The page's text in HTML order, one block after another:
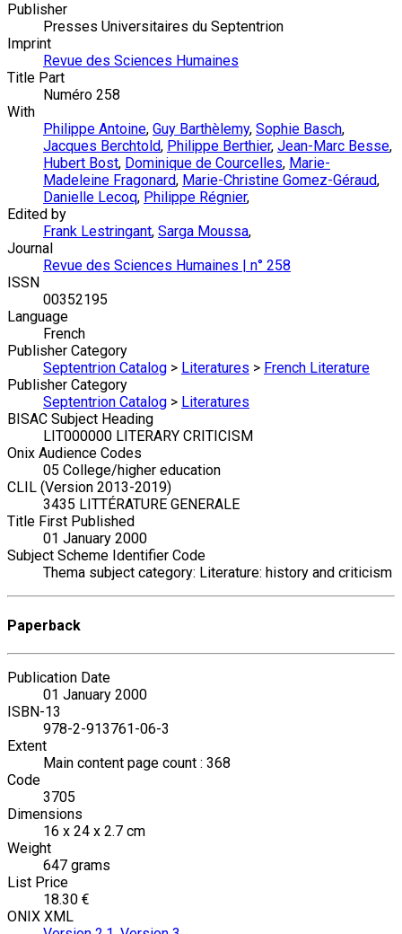
Publisher
Presses Universitaires du Septentrion
Imprint
Revue des Sciences Humaines
Title Part
Numéro 258
With
Philippe Antoine, Guy Barthèlemy, Sophie Basch,
Jacques Berchtold, Philippe Berthier, Jean-Marc Besse,
Hubert Bost, Dominique de Courcelles, Marie-
Madeleine Fragonard, Marie-Christine Gomez-Géraud,
Danielle Lecoq, Philippe Régnier,
Edited by
Frank Lestringant, Sarga Moussa,
Journal
Revue des Sciences Humaines | n° 258
ISSN
00352195
Language
French
Publisher Category
Septentrion Catalog > Literatures > French Literature
Publisher Category
Septentrion Catalog > Literatures
BISAC Subject Heading
LIT000000 LITERARY CRITICISM
Onix Audience Codes
05 College/higher education
CLIL (Version 2013-2019)
3435 LITTÉRATURE GENERALE
Title First Published
01 January 2000
Subject Scheme Identifier Code
Thema subject category: Literature: history and criticism
Paperback
Publication Date
01 January 2000
ISBN-13
978-2-913761-06-3
Extent
Main content page count : 368
Code
3705
Dimensions
16 x 24 x 2.7 cm
Weight
647 grams
List Price
18.30 €
ONIX XML